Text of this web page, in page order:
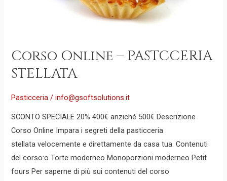
Corso Online – PASTCCERIA
STELLATA
Pasticceria /info@gsoftsolutions.it
SCONTO SPECIALE 20% 400€ anziché 500€ Descrizione
Corso Online Impara i segreti della pasticceria
stellata velocemente e direttamente da casa tua. Contenuti
del corso:o Torte moderneo Monoporzioni moderneo Petit
fours Per saperne di più sui contenuti del corso